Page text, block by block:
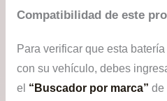
Compatibilidad de este
Para verificar que esta
con su vehículo, debes
el “Buscador por marca” de